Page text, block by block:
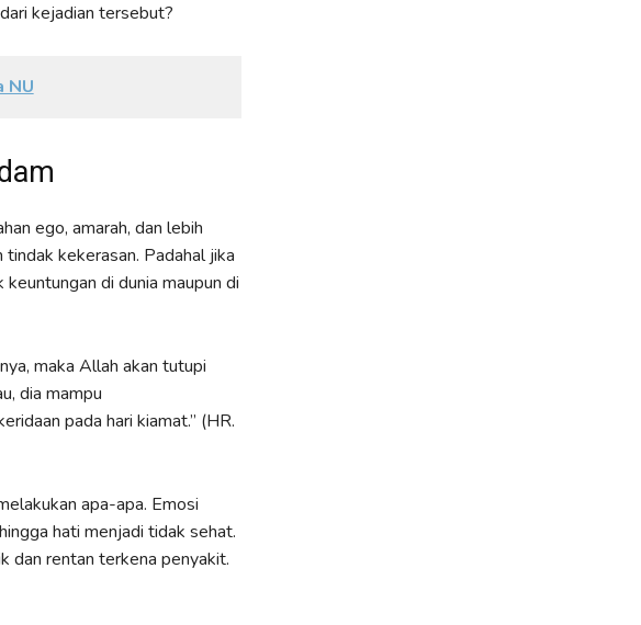
kejadian tersebut?
NU
ego, amarah, dan lebih
tindak kekerasan. Padahal jika
di dunia maupun di
maka Allah akan tutupi
dia mampu
pada hari kiamat.” (HR.
apa-apa. Emosi
hati menjadi tidak sehat.
dan rentan terkena penyakit.